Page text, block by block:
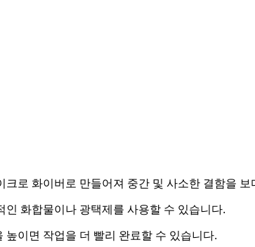
크로 화이버로 만들어져 중간 및 사소한 결함을
인 화합물이나 광택제를 사용할 수 있습니다.
높이면 작업을 더 빨리 완료할 수 있습니다.